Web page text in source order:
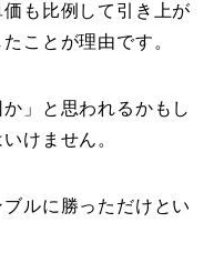
も比例して引き上が
ことが理由です。
」と思われるかもし
けません。
ルに勝っただけとい